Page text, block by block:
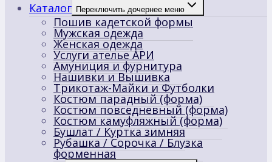
Каталог Переключить дочернее меню
Пошив кадетской формы
Мужская одежда
Женская одежда
Услуги ателье АРИ
Амуниция и фурнитура
Нашивки и Вышивка
Трикотаж-Майки и Футболки
Костюм парадный (форма)
Костюм повседневный (форма)
Костюм камуфляжный (форма)
Бушлат / Куртка зимняя
Рубашка / Сорочка / Блузка
форменная